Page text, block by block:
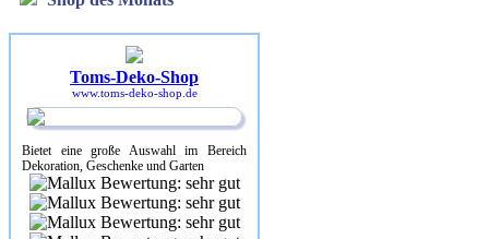
Toms-Deko-Shop
www.toms-deko-shop.de
Bietet eine große Auswahl im Bereich
Dekoration, Geschenke und Garten